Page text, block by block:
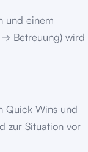
und einem
→ Betreuung) wird
Quick Wins und
zur Situation vor